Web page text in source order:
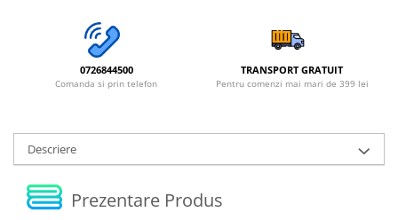
0726844500
Comanda si prin telefon
TRANSPORT GRATUIT
Pentru comenzi mai mari de 399 lei
Descriere
Prezentare Produs